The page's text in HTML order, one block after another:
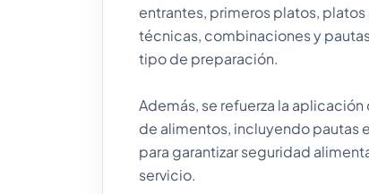
entrantes, primeros platos,
técnicas, combinaciones y
tipo de preparación.
Además, se refuerza la
de alimentos, incluyendo pautas
para garantizar seguridad
servicio.